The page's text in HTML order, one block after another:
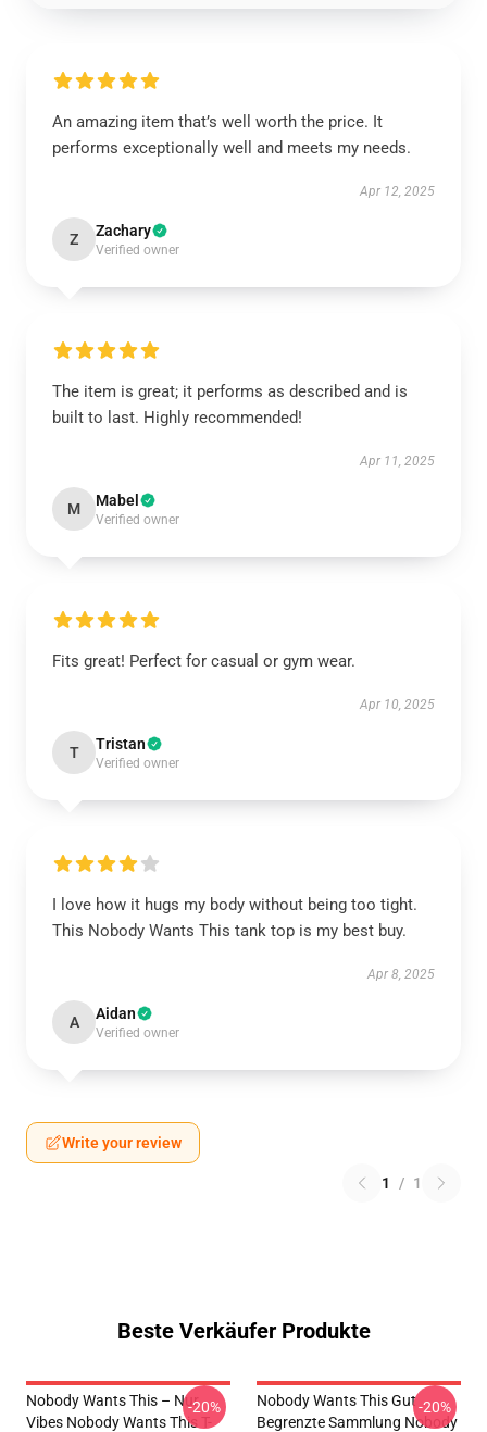
An amazing item that’s well worth the price. It
performs exceptionally well and meets my needs.
Apr 12, 2025
Z Zachary
Verified owner
The item is great; it performs as described and is
built to last. Highly recommended!
Apr 11, 2025
M Mabel
Verified owner
Fits great! Perfect for casual or gym wear.
Apr 10, 2025
T Tristan
Verified owner
I love how it hugs my body without being too tight.
This Nobody Wants This tank top is my best buy.
Apr 8, 2025
A Aidan
Verified owner
Write your review
1 / 1
Beste Verkäufer Produkte
Nobody Wants This – Nur
Vibes Nobody Wants This T-
-20%
Nobody Wants This Gut
Begrenzte Sammlung Nobody
-20%